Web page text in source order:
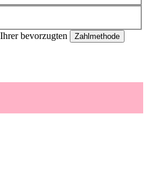
bevorzugten Zahlmethode